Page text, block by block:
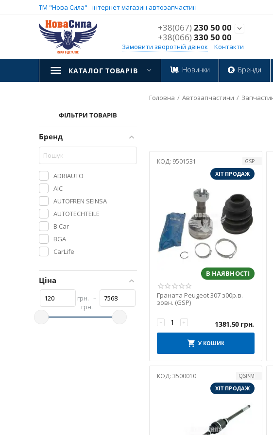
ТМ "Нова Сила" - інтернет магазин автозапчастин
+38(067) 230 50 00
+38(066) 330 50 00

Замовити зворотній двінок Контакти
КАТАЛОГ ТОВАРІВ Новинки Бренди
ФІЛЬТРИ ТОВАРІВ
Бренд
ADRIAUTO
AIC
AUTOFREN SEINSA
AUTOTECHTEILE
B Car
BGA
CarLife
CORTECO
ERT
Ціна
грн. –
грн.
Головна / Автозапчастини /
КОД: 9501531
GSP
ХІТ ПРОДАЖ
В НАЯВНОСТІ
Граната Peugeot 307 з00р.в.
зовн. (GSP)
+
− 1381.50 грн.
У КОШИК
КОД: 3500010
QSP-M
ХІТ ПРОДАЖ